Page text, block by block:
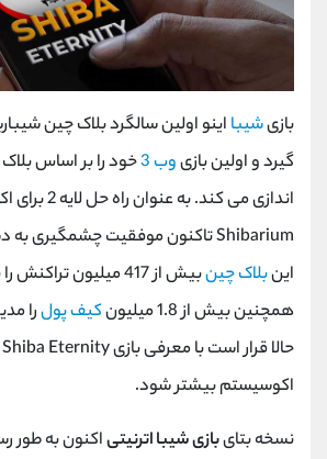
بازیشیبا اینو اولین سالگرد بلاک چین
گیرد و اولین بازیوب 3
خود را بر اساس
اندازی می کند. به عنوان راه حل لایه 2 برای اکوسیستم
Shibariumتاکنون موفقیت چشمگیری به
اینبلاک چین
بیش از 417 میلیون
همچنین بیش از 1.8 میلیون
کیف پولرا
حالا قرار است با معرفی بازیShiba Eternity
اکوسیستم بیشتر شود.
نسخه بتایبازی شیبا اترنیتیاکنون به طور